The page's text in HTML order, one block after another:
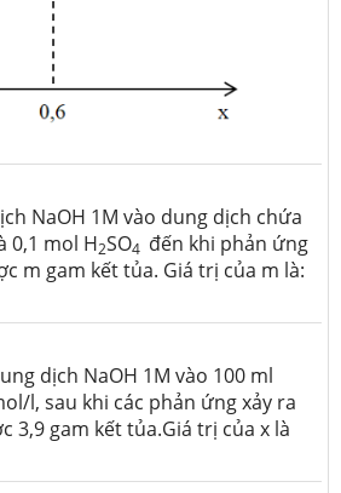
NaOH 1M vào dung dịch chứa
0,1 mol H2SO4 đến khi phản ứng
m gam kết tủa. Giá trị của m là:
dịch NaOH 1M vào 100 ml
l, sau khi các phản ứng xảy ra
3,9 gam kết tủa.Giá trị của x là